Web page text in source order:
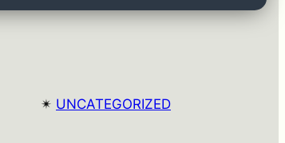
✴︎ UNCATEGORIZED